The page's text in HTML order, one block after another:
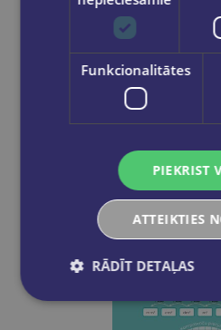
LINDA
Funkcionalitātes
PIEKRIST
ATTEIKTIES
RĀDĪT DETAĻAS